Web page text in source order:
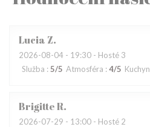
Lucia Z
2026-08-04 - 19:30 - Hosté 3
Služba : 5/5 Atmosféra : 4/5
BrigitteR
2026-07-29 - 13:00 - Hosté 2